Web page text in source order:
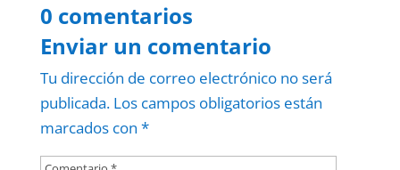
0 comentarios
Enviar un comentario
Tu dirección de correo electrónico no será
publicada. Los campos obligatorios están
marcados con *